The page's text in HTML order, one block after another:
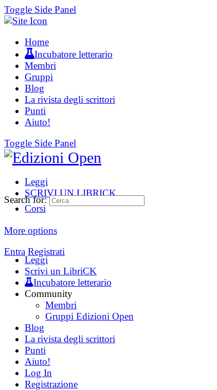
Toggle Side Panel
Home
Incubatore letterario
Membri
Gruppi
Blog
La rivista degli scrittori
Punti
Aiuto!
Toggle Side Panel
Leggi
SCRIVI UN LIBRICK
Corsi
More options
Entra Registrati
Search for:
Leggi
Scrivi un LibriCK
Incubatore letterario
Community
Membri
Gruppi Edizioni Open
Blog
La rivista degli scrittori
Punti
Aiuto!
Log In
Registrazione